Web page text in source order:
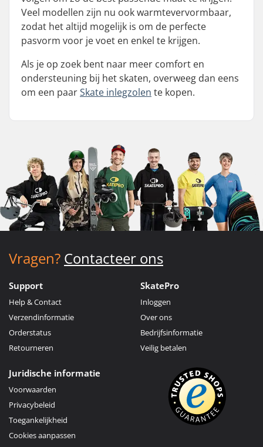
Veel modellen zijn nu ook warmtevervormbaar,
zodat het altijd mogelijk is om de perfecte
pasvorm voor je voet en enkel te krijgen.
Als je op zoek bent naar meer comfort en
ondersteuning bij het skaten, overweeg dan eens
om een paarSkate inlegzolen te kopen.
Vragen? Contacteer ons
Support
Help & Contact
Verzendinformatie
Orderstatus
Retourneren
SkatePro
Inloggen
Over ons
Bedrijfsinformatie
Veilig betalen
Juridische informatie
Voorwaarden
Privacybeleid
Toegankelijkheid
Cookies aanpassen